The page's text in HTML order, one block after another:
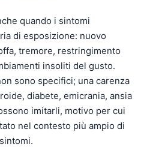
quando i sintomi
di esposizione: nuovo
tremore, restringimento
insoliti del gusto.
sono specifici; una carenza
diabete, emicrania, ansia
imitarli, motivo per cui
nel contesto più ampio di